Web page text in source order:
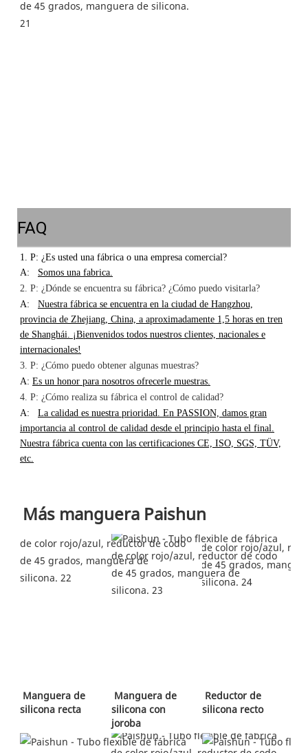
FAQ
1. P: ¿Es usted una fábrica o una empresa comercial?
A:
Somos una fabrica.
2. P: ¿Dónde se encuentra su fábrica? ¿Cómo puedo visitarla?
A:
Nuestra fábrica se encuentra en la ciudad de Hangzhou,
provincia de Zhejiang, China, a aproximadamente 1,5 horas en tren
de Shanghái. ¡Bienvenidos todos nuestros clientes, nacionales e
internacionales!
3. P: ¿Cómo puedo obtener algunas muestras?
A: Es un honor para nosotros ofrecerle muestras.
4. P: ¿Cómo realiza su fábrica el control de calidad?
A:
La calidad es nuestra prioridad. En PASSION, damos gran
importancia al control de calidad desde el principio hasta el final.
Nuestra fábrica cuenta con las certificaciones CE, ISO, SGS, TÜV,
etc.
Más manguera Paishun
silicona recta
Manguera de
silicona con
joroba
silicona recto